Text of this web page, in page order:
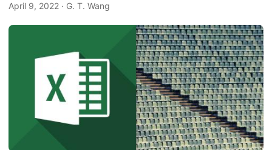
April 9, 2022 · G. T. Wang